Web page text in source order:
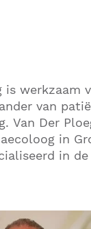
is werkzaam
van
Van Der
in
in de